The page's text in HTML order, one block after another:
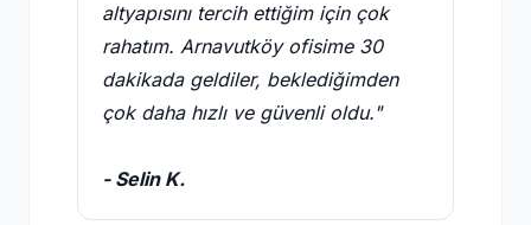
altyapısını tercih ettiğim için çok
rahatım. Arnavutköy ofisime 30
dakikada geldiler, beklediğimden
çok daha hızlı ve güvenli oldu."
- Selin K.